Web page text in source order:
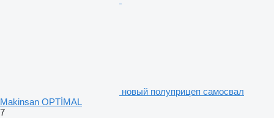
новый полуприцеп самосвал
Makinsan OPTİMAL
7